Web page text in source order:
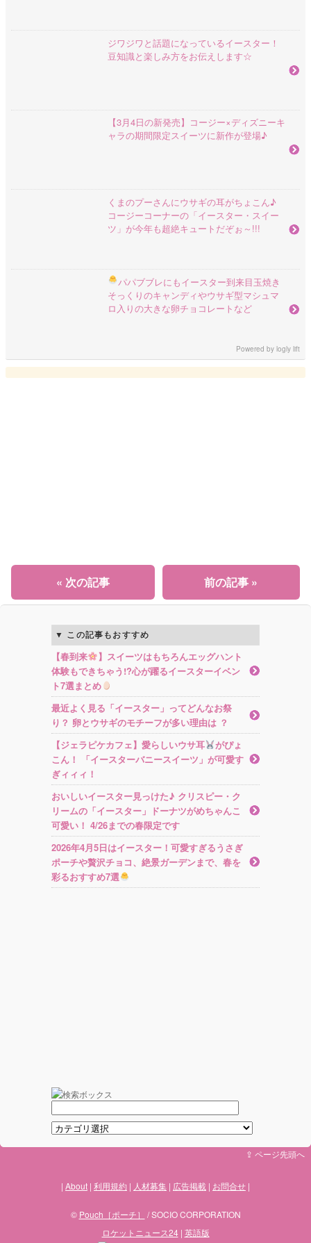
ジワジワと話題になっているイースター！
豆知識と楽しみ方をお伝えします☆
【3月4日の新発売】コージー×ディズニーキ
ャラの期間限定スイーツに新作が登場♪
くまのプーさんにウサギの耳がちょこん♪
コージーコーナーの「イースター・スイー
ツ」が今年も超絶キュートだぞぉ～!!!
パパブブレにもイースター到来目玉焼き
そっくりのキャンディやウサギ型マシュマ
ロ入りの大きな卵チョコレートなど
Powered bylogly lift
前の記事 »
« 次の記事
この記事もおすすめ
【春到来
】スイーツはもちろんエッグハント
体験もできちゃう!?心が躍るイースターイベン
ト7選まとめ
最近よく見る「イースター」ってどんなお祭
り？ 卵とウサギのモチーフが多い理由は ？
【ジェラピケカフェ】愛らしいウサ耳
がぴょ
こん！ 「イースターバニースイーツ」が可愛す
ぎィィィ！
おいしいイースター見っけた♪ クリスピー・ク
リームの「イースター」ドーナツがめちゃんこ
可愛い！ 4/26までの春限定です
2026年4月5日はイースター！可愛すぎるうさぎ
ポーチや贅沢チョコ、絶景ガーデンまで、春を
彩るおすすめ7選
⇪ ページ先頭へ
About 利用規約 人材募集 広告掲載 お問合せ
© Pouch［ポーチ］
/ SOCIO CORPORATION
ロケットニュース24| 英語版